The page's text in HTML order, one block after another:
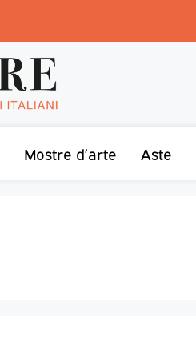
Mostre d’arte Aste